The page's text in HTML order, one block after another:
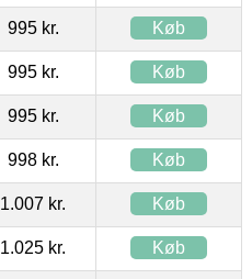
995 kr. Køb
995 kr. Køb
995 kr. Køb
998 kr. Køb
1.007 kr. Køb
1.025 kr. Køb